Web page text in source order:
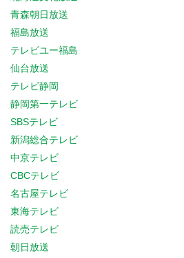
青森朝日放送
福島放送
テレビユー福島
仙台放送
テレビ静岡
静岡第一テレビ
SBSテレビ
新潟総合テレビ
中京テレビ
CBCテレビ
名古屋テレビ
東海テレビ
読売テレビ
朝日放送